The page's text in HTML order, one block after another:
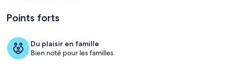
Points forts
Du plaisir en famille
Bien noté pour les familles